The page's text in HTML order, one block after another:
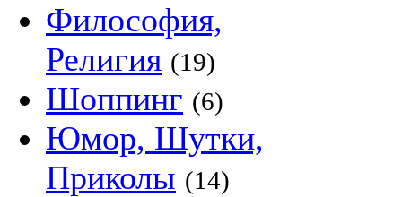
Философия,
Религия (19)
Шоппинг (6)
Юмор, Шутки,
Приколы (14)